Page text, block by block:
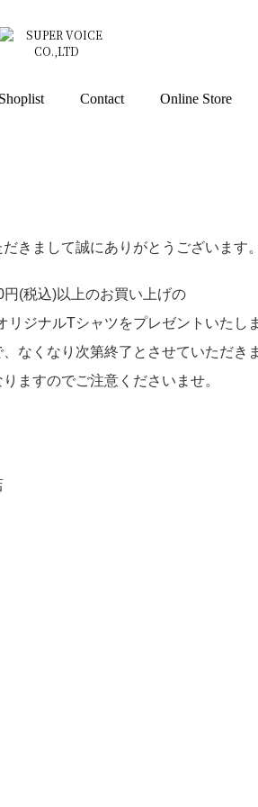
Shoplist Contact Online Store
きまして誠にありがとうございます
(税込)以上のお買い上げの
リジナルTシャツをプレゼントいたし
なくなり次第終了とさせていただき
ますのでご注意くださいませ。